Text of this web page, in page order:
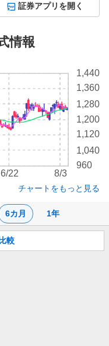
証券アプリを開く
情報
6カ月 1年
960
1,040
1,120
1,200
1,280
1,360
1,440
6/22 8/3
チャートをもっと見る
較